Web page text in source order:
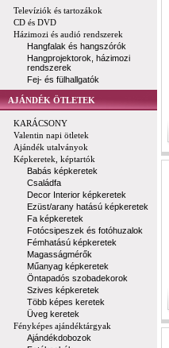
Televíziók és tartozákok
CD és DVD
Házimozi és audió rendszerek
Hangfalak és hangszórók
Hangprojektorok, házimozi
rendszerek
Fej- és fülhallgatók
AJÁNDÉK ÖTLETEK
KARÁCSONY
Valentin napi ötletek
Ajándék utalványok
Képkeretek, képtartók
Babás képkeretek
Családfa
Decor Interior képkeretek
Ezüst/arany hatású képkeretek
Fa képkeretek
Fotócsipeszek és fotóhuzalok
Fémhatású képkeretek
Magasságmérők
Műanyag képkeretek
Öntapadós szobadekorok
Szives képkeretek
Több képes keretek
Üveg keretek
Fényképes ajándéktárgyak
Ajándékdobozok